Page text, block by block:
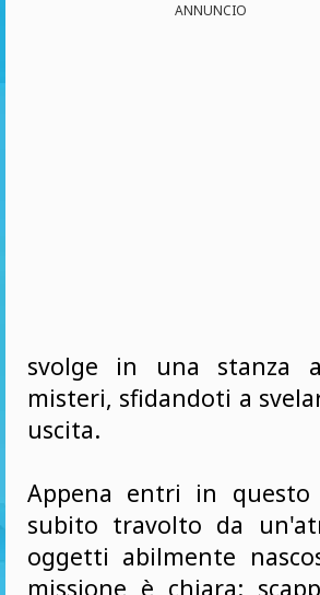
ANNUNCIO
svolge in una stanza
misteri, sfidandoti a
uscita.
Appena entri in
subito travolto da
oggetti abilmente
missione è chiara: